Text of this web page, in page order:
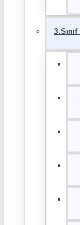
3.Sınıf